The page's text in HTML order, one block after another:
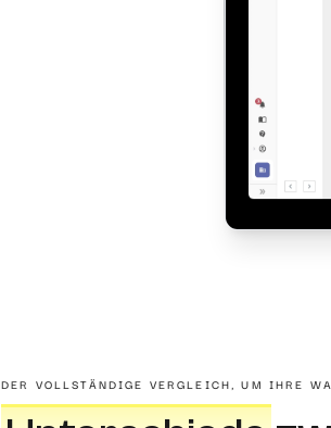
DER VOLLSTÄNDIGE VERGLEICH, UM IHRE